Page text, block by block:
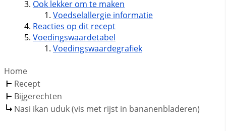
Ook lekker om te maken
Voedselallergie informatie
Reacties op dit recept
Voedingswaardetabel
Voedingswaardegrafiek
Home
Recept
Bijgerechten
Nasi ikan uduk (vis met rijst in bananenbladeren)